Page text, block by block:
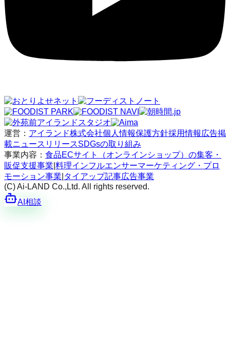
運営： アイランド株式会社個人情報保護方針採用情報広告掲
載ニュースリリースSDGsの取り組み
事業内容： 食品ECサイト（オンラインショップ）の集客・
販促支援事業 料理インフルエンサーマーケティング・プロ
モーション事業 タイアップ記事広告事業
(C) Ai-LAND Co.,Ltd. All rights reserved.
AI相談